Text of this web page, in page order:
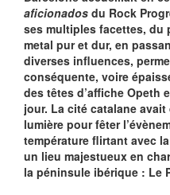
aficionados du Rock
ses multiples facettes, du
metal pur et dur, en
diverses influences,
conséquente, voire
des têtes d’affiche Opeth
jour. La cité catalane
lumière pour fêter
température flirtant avec
un lieu majestueux en
la péninsule ibérique : Le